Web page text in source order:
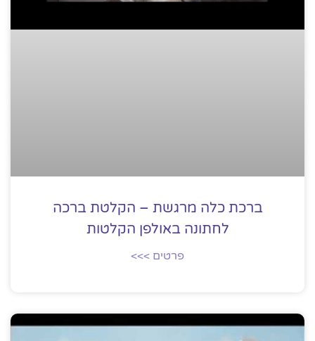
ברכת כלה מרגשת – הקלטת ברכה
לחתונה באולפן הקלטות
פרטים >>>